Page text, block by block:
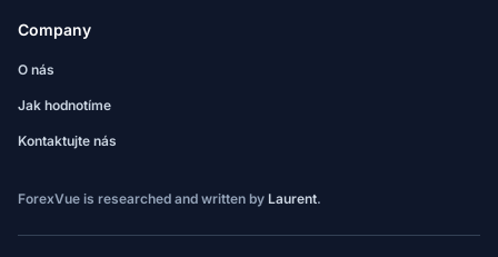
Company
O nás
Jak hodnotíme
Kontaktujte nás
ForexVue is researched and written by Laurent.